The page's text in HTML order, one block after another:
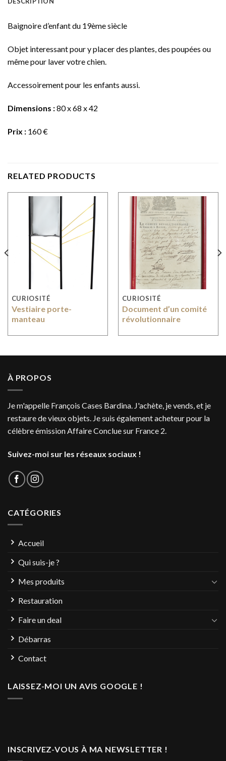
Baignoire d’enfant du 19ème siècle
Objet interessant pour y placer des plantes, des poupées ou
même pour laver votre chien.
Accessoirement pour les enfants aussi.
Dimensions :80 x 68 x 42
Prix : 160 €
RELATED PRODUCTS
CURIOSITÉ
Vestiaire porte-
manteau
CURIOSITÉ
Document d’un comité
révolutionnaire
À PROPOS
Je m'appelle François Cases Bardina. J'achète, je vends, et je
restaure de vieux objets. Je suis également acheteur pour la
célèbre émission Affaire Conclue sur France 2.
Suivez-moi sur les réseaux sociaux !
CATÉGORIES
Accueil
Qui suis-je ?
Mes produits
Restauration
Faire un deal
Débarras
Contact
LAISSEZ-MOI UN AVIS GOOGLE !
INSCRIVEZ-VOUS À MA NEWSLETTER !